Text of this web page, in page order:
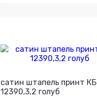
сатин штапель принт КБ
12390,3,2 голуб